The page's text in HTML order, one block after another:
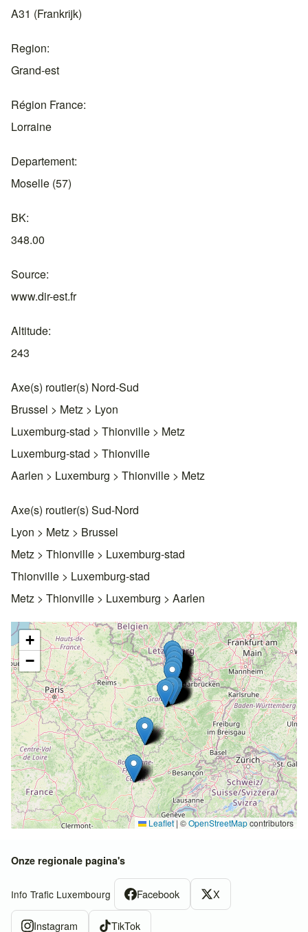
A31 (Frankrijk)
Region
Grand-est
Région France
Lorraine
Departement
Moselle (57)
BK
348.00
Source
www.dir-est.fr
Altitude
243
Axe(s) routier(s) Nord-Sud
Brussel > Metz > Lyon
Luxemburg-stad > Thionville > Metz
Luxemburg-stad > Thionville
Aarlen > Luxemburg > Thionville > Metz
Axe(s) routier(s) Sud-Nord
Lyon > Metz > Brussel
Metz > Thionville > Luxemburg-stad
Thionville > Luxemburg-stad
Metz > Thionville > Luxemburg > Aarlen
+
−
Leaflet | ©OpenStreetMapcontributors
Onze regionale pagina's
Info Trafic Luxembourg Facebook X
Instagram TikTok